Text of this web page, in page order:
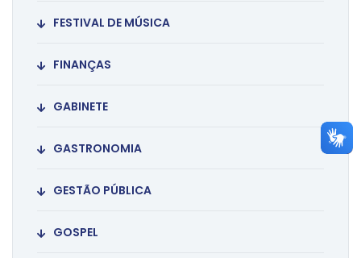
FESTIVAL DE MÚSICA
FINANÇAS
GABINETE
GASTRONOMIA
GESTÃO PÚBLICA
GOSPEL